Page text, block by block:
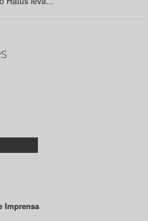
Imprensa